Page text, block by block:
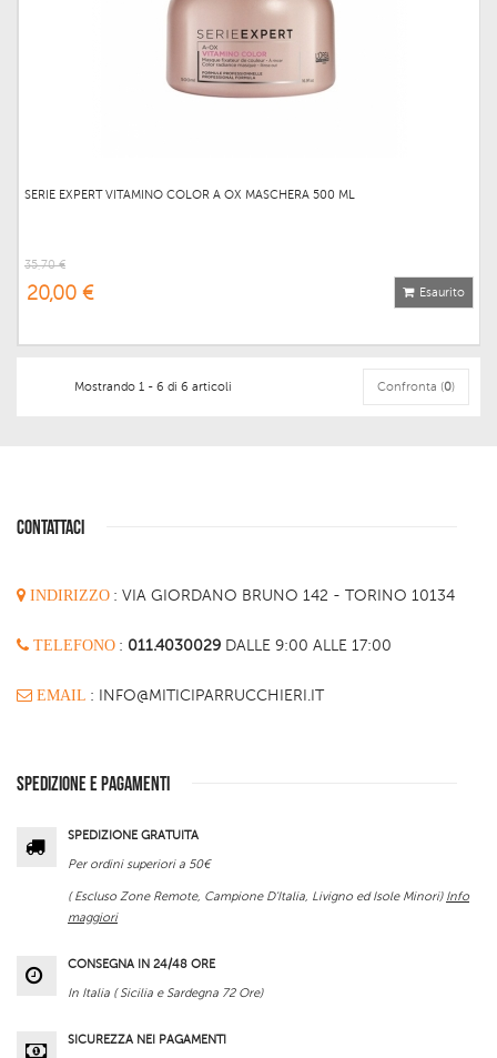
SERIE EXPERT VITAMINO COLOR A OX MASCHERA 500 ML
35,70 €
20,00 € Esaurito
Mostrando 1 - 6 di 6 articoli Confronta (0)
CONTATTACI
INDIRIZZO : VIA GIORDANO BRUNO 142 - TORINO 10134
TELEFONO : 011.4030029 DALLE 9:00 ALLE 17:00
EMAIL : INFO@MITICIPARRUCCHIERI.IT
SPEDIZIONE E PAGAMENTI
SPEDIZIONE GRATUITA
Per ordini superiori a 50€
( Escluso Zone Remote, Campione D'Italia, Livigno ed Isole Minori) Info
maggiori
CONSEGNA IN 24/48 ORE
In Italia ( Sicilia e Sardegna 72 Ore)
SICUREZZA NEI PAGAMENTI